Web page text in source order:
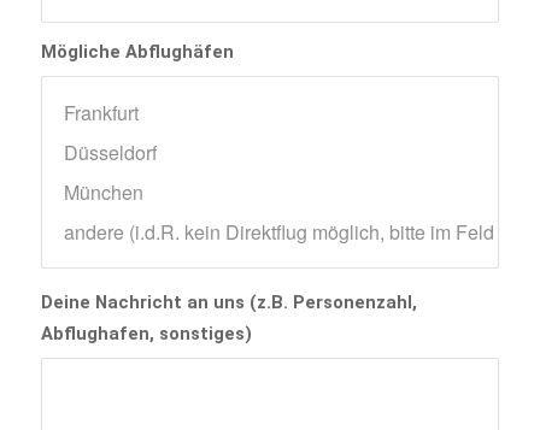
Mögliche Abflughäfen
Deine Nachricht an uns (z.B. Personenzahl,
Abflughafen, sonstiges)